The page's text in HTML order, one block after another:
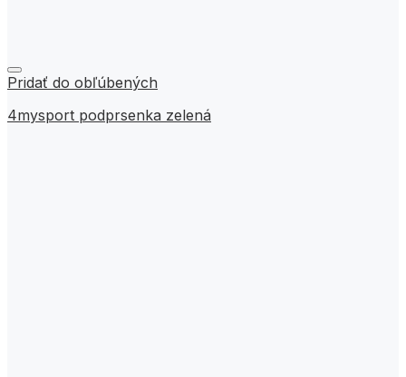
Pridať do obľúbených
4mysport podprsenka zelená